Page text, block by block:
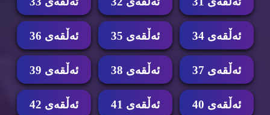
ئه‌ڵقه‌ی 34 ئه‌ڵقه‌ی 35 ئه‌ڵقه‌ی 36
ئه‌ڵقه‌ی 37 ئه‌ڵقه‌ی 38 ئه‌ڵقه‌ی 39
ئه‌ڵقه‌ی 40 ئه‌ڵقه‌ی 41 ئه‌ڵقه‌ی 42